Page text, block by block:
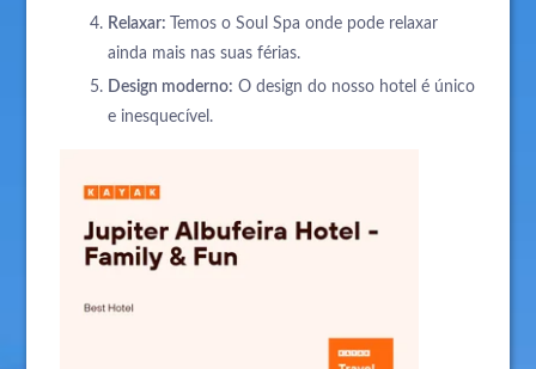
Relaxar:
Temos o Soul Spa onde pode relaxar
ainda mais nas suas férias.
Design moderno: O design do nosso hotel é único
e inesquecível.